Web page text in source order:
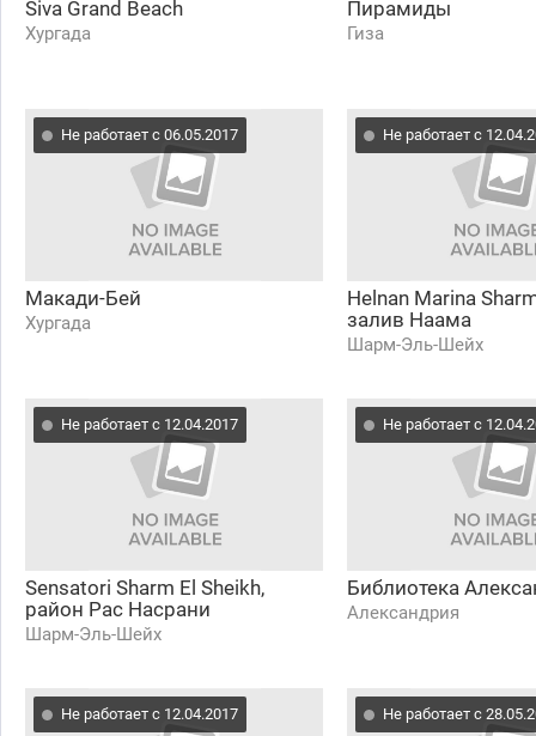
Siva Grand Beach
Хургада
Пирамиды
Гиза
Не работает с 06.05.2017
Макади-Бей
Хургада
Не работает с
Helnan Marina
залив Наама
Шарм-Эль-Шейх
Не работает с 12.04.2017
Sensatori Sharm El Sheikh,
район Рас Насрани
Шарм-Эль-Шейх
Не работает с
Библиотека
Александрия
Не работает с 12.04.2017 Не работает с